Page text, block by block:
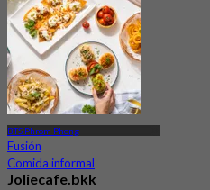
5.1K Reservado
Desde฿ 498
BTS Phrom Phong
Fusión
Comida informal
Joliecafe.bkk